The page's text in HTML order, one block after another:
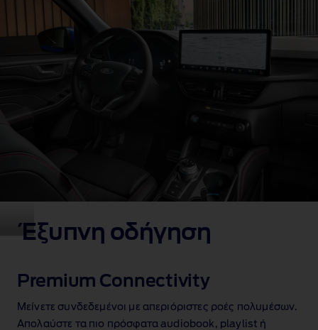
Έξυπνη οδήγηση
Premium Connectivity
Μείνετε συνδεδεμένοι με απεριόριστες ροές πολυμέσων.
Απολαύστε τα πιο πρόσφατα audiobook, playlist ή